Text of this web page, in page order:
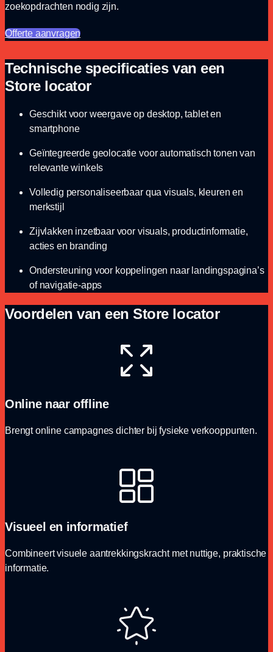
zoekopdrachten nodig zijn.
Offerte aanvragen
Technische specificaties van een
Store locator
Geschikt voor weergave op desktop, tablet en
smartphone
Geïntegreerde geolocatie voor automatisch tonen van
relevante winkels
Volledig personaliseerbaar qua visuals, kleuren en
merkstijl
Zijvlakken inzetbaar voor visuals, productinformatie,
acties en branding
Ondersteuning voor koppelingen naar landingspagina’s
of navigatie-apps
Voordelen van een Store locator
Online naar offline
Brengt online campagnes dichter bij fysieke verkooppunten.
Visueel en informatief
Combineert visuele aantrekkingskracht met nuttige, praktische
informatie.